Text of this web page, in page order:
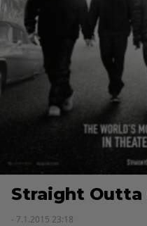
Straight Outta
- 7.1.2015 23:18